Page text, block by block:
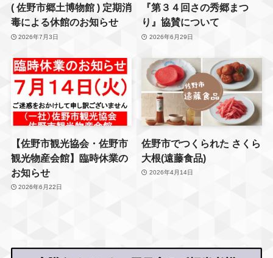
( 佐野市郷土博物館 ) 定期消
毒による休館のお知らせ
2026年7月3日
『第３４回さの秀郷まつ
り』協賛について
2026年6月29日
【佐野市観光協会・佐野市
観光物産会館】臨時休業の
お知らせ
2026年6月22日
佐野市でつくられた さくら
大根(遠藤食品)
2026年4月14日